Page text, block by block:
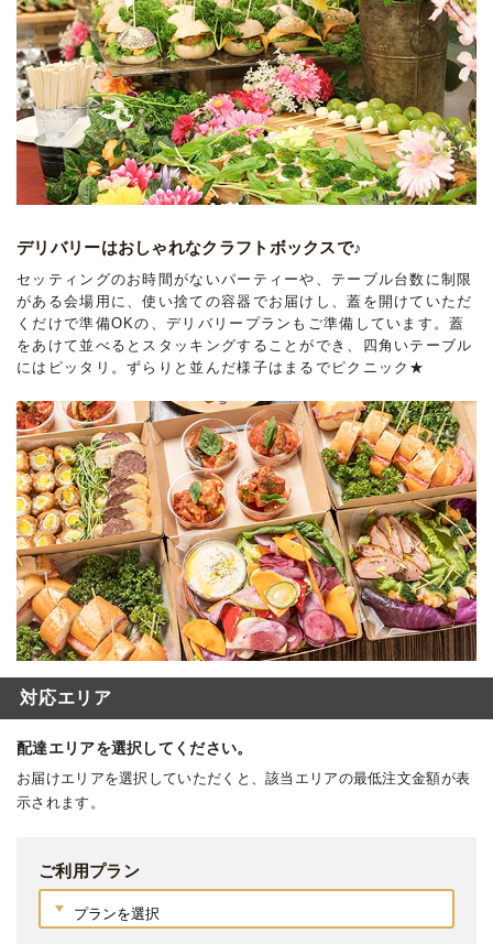
デリバリーはおしゃれなクラフトボックスで♪
セッティングのお時間がないパーティーや、テーブル台数に制限
がある会場用に、使い捨ての容器でお届けし、蓋を開けていただ
くだけで準備OKの、デリバリープランもご準備しています。蓋
をあけて並べるとスタッキングすることができ、四角いテーブル
にはピッタリ。ずらりと並んだ様子はまるでピクニック★
対応エリア
配達エリアを選択してください。
お届けエリアを選択していただくと、該当エリアの最低注文金額が表
示されます。
ご利用プラン